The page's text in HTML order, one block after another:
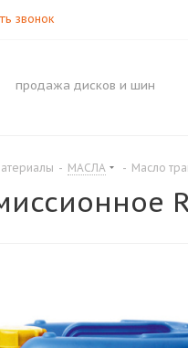
звонок
продажа дисков и шин
- МАСЛА - Масло